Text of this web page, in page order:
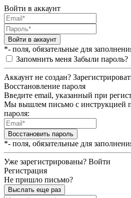
Войти в аккаунт
Войти в аккаунт
*- поля, обязательные для
Запомнить меня Забыли пароль?
Аккаунт не создан?
Восстановление пароля
Введите email, указанный при
Мы вышлем письмо с инструкцией
пароля:
Восстановить пароль
*- поля, обязательные для
Уже зарегистрированы? Войти
Регистрация
Не пришло письмо?
Выслать еще раз